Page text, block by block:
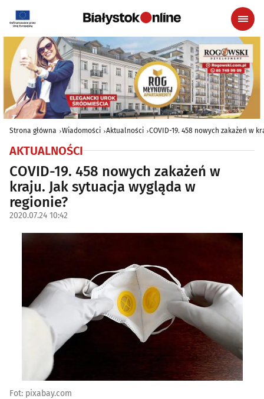
Strona główna Wiadomości Aktualności COVID-19. 458 nowych zakażeń w
AKTUALNOŚCI
COVID-19. 458 nowych zakażeń w
kraju. Jak sytuacja wygląda w
regionie?
2020.07.24 10:42
Fot: pixabay.com